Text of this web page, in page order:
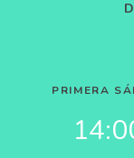
PRIMERA